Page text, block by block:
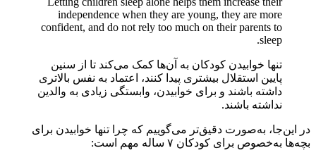
independence when they are young, they are more
confident, and do not rely too much on their parents to
sleep.
تنها خوابیدن کودکان به آن‌ها کمک می‌کند تا از سنین
پایین استقلال بیشتری پیدا کنند، اعتماد به نفس بالاتری
داشته باشند و برای خوابیدن، وابستگی زیادی به والدین
نداشته باشند.
در این‌جا، به‌صورت دقیق‌تر می‌گوییم که چرا تنها خوابیدن برای
بچه‌ها به‌خصوص برای کودکان ۷ ساله مهم است: